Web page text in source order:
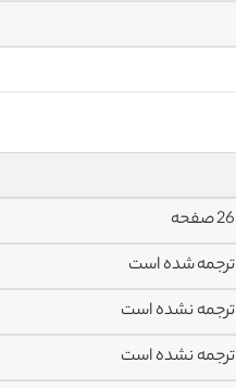
26 صفحه
ترجمه شده است
ترجمه نشده است
ترجمه نشده است